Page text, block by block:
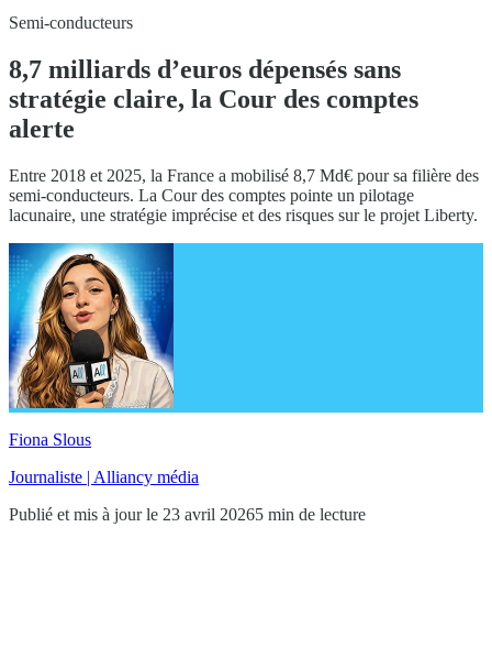
Semi-conducteurs
8,7 milliards d’euros dépensés sans
stratégie claire, la Cour des comptes
alerte
Entre 2018 et 2025, la France a mobilisé 8,7 Md€ pour sa filière des
semi-conducteurs. La Cour des comptes pointe un pilotage
lacunaire, une stratégie imprécise et des risques sur le projet Liberty.
Fiona Slous
Journaliste | Alliancy média
Publié et mis à jour le 23 avril 20265 min de lecture